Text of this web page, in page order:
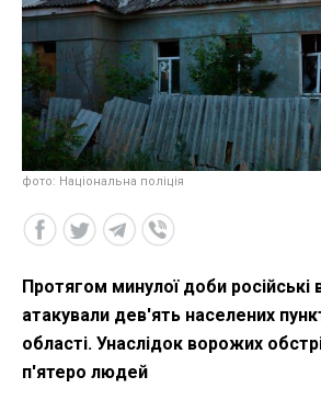
фото: Національна поліція
Протягом минулої доби російські
атакували дев'ять населених
області. Унаслідок ворожих
п'ятеро людей